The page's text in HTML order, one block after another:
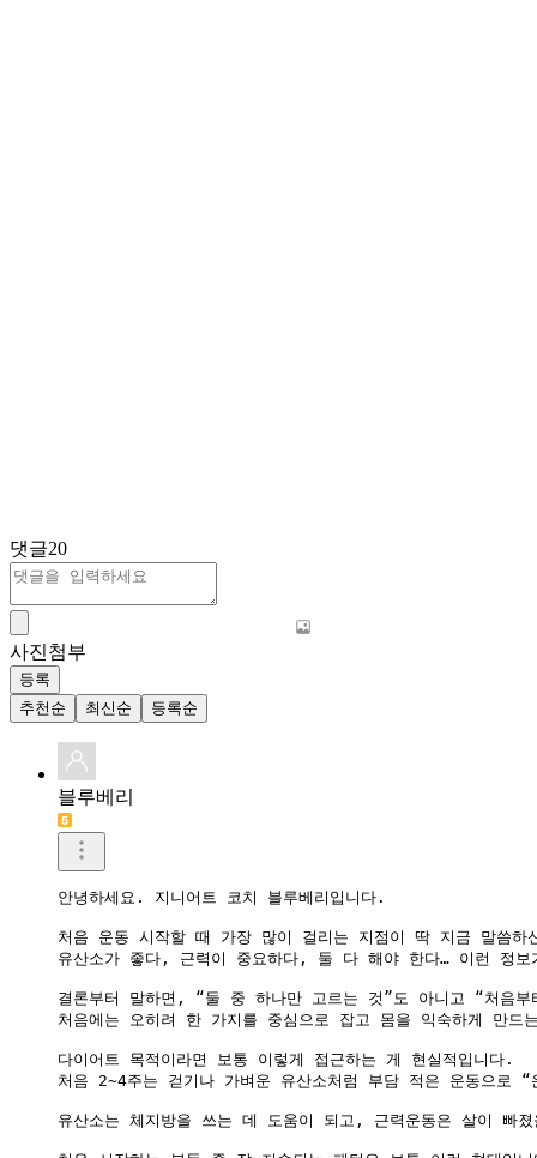
댓글20
사진첨부
등록
추천순
최신순 등록순
블루베리
안녕하세요. 지니어트 코치 블루베리입니다.
처음 운동 시작할 때 가장 많이 걸리는 지점이 딱 지금 말씀하
유산소가 좋다, 근력이 중요하다, 둘 다 해야 한다… 이런 정
결론부터 말하면, “둘 중 하나만 고르는 것”도 아니고 “처음
처음에는 오히려 한 가지를 중심으로 잡고 몸을 익숙하게 만드
다이어트 목적이라면 보통 이렇게 접근하는 게 현실적입니다.
처음 2~4주는 걷기나 가벼운 유산소처럼 부담 적은 운동으로
유산소는 체지방을 쓰는 데 도움이 되고, 근력운동은 살이 빠